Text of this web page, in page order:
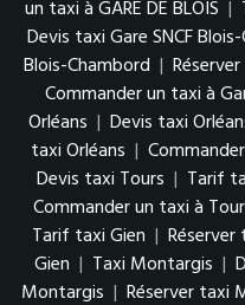
un taxi à GARE DE BLOIS |
Devis taxi Gare SNCF
Blois-Chambord |
Commander un taxi à
Orléans | Devis taxi
taxi Orléans |
Devis taxi Tours | Tarif
Commander un taxi à
Tarif taxi Gien | Réserver
Gien | Taxi Montargis |
Montargis | Réserver taxi